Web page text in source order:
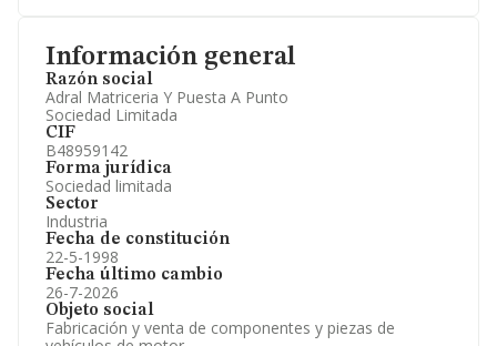
Información general
Razón social
Adral Matriceria Y Puesta A Punto
Sociedad Limitada
CIF
B48959142
Forma jurídica
Sociedad limitada
Sector
Industria
Fecha de constitución
22-5-1998
Fecha último cambio
26-7-2026
Objeto social
Fabricación y venta de componentes y piezas de